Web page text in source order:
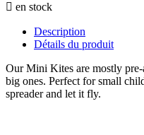
 en stock
Description
Détails du produit
Our Mini Kites are mostly
big ones. Perfect for small
spreader and let it fly.